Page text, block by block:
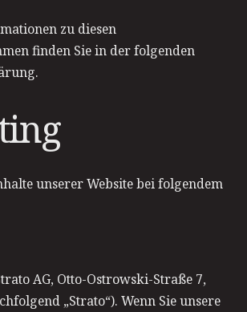
zu diesen
finden Sie in der folgenden
unserer Website bei folgendem
AG, Otto-Ostrowski-Straße 7,
„Strato“). Wenn Sie unsere